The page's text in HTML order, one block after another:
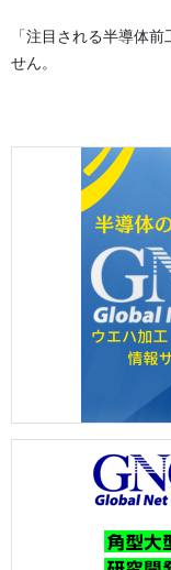
「注目される半導体
せん。